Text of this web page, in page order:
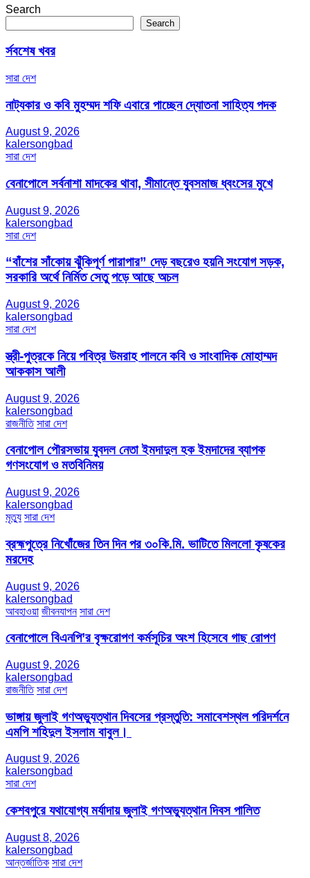
Search
Search
র্সবশেষ খবর
সারা দেশ
নাট্যকার ও কবি মুহম্মদ শফি এবারে পাচ্ছেন দ্যোতনা সাহিত্য পদক
August 9, 2026
kalersongbad
সারা দেশ
বেনাপোলে সর্বনাশা মাদকের থাবা, সীমান্তে যুবসমাজ ধ্বংসের মুখে
August 9, 2026
kalersongbad
সারা দেশ
“বাঁশের সাঁকোয় ঝুঁকিপূর্ণ পারাপার” দেড় বছরেও হয়নি সংযোগ সড়ক,
সরকারি অর্থে নির্মিত সেতু পড়ে আছে অচল
August 9, 2026
kalersongbad
সারা দেশ
স্ত্রী-পুত্রকে নিয়ে পবিত্র উমরাহ পালনে কবি ও সাংবাদিক মোহাম্মদ
আককাস আলী
August 9, 2026
kalersongbad
রাজনীতি সারা দেশ
বেনাপোল পৌরসভায় যুবদল নেতা ইমদাদুল হক ইমদাদের ব্যাপক
গণসংযোগ ও মতবিনিময়
August 9, 2026
kalersongbad
মৃত্যু সারা দেশ
ব্রহ্মপুত্রে নিখোঁজের তিন দিন পর ৩০কি.মি. ভাটিতে মিললো কৃষকের
মরদেহ
August 9, 2026
kalersongbad
আবহাওয়া জীবনযাপন সারা দেশ
বেনাপোলে বিএনপি’র বৃক্ষরোপণ কর্মসূচির অংশ হিসেবে গাছ রোপণ
August 9, 2026
kalersongbad
রাজনীতি সারা দেশ
ভাঙ্গায় জুলাই গণঅভ্যুত্থান দিবসের প্রস্তুতি: সমাবেশস্থল পরিদর্শনে
এমপি শহিদুল ইসলাম বাবুল। ​
August 9, 2026
kalersongbad
সারা দেশ
কেশবপুরে যথাযোগ্য মর্যাদায় জুলাই গণঅভ্যুত্থান দিবস পালিত
August 8, 2026
kalersongbad
আন্তর্জাতিক সারা দেশ